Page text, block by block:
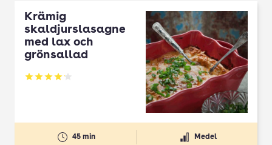
Krämig
skaldjurslasagne
med lax och
grönsallad
Betyg: 4.14 av 5
45 min Medel